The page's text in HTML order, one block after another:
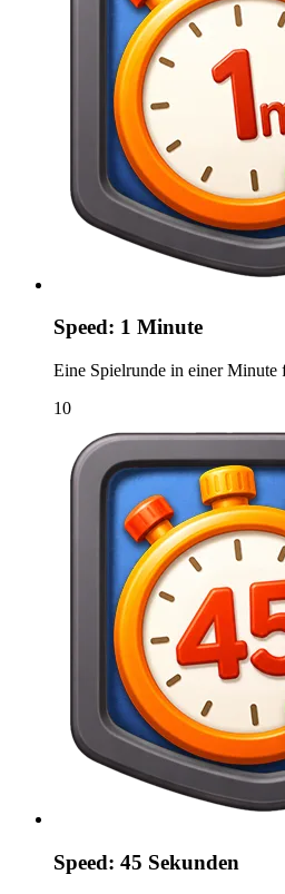
Speed: 1 Minute
Eine Spielrunde in einer Minute
10
Speed: 45 Sekunden